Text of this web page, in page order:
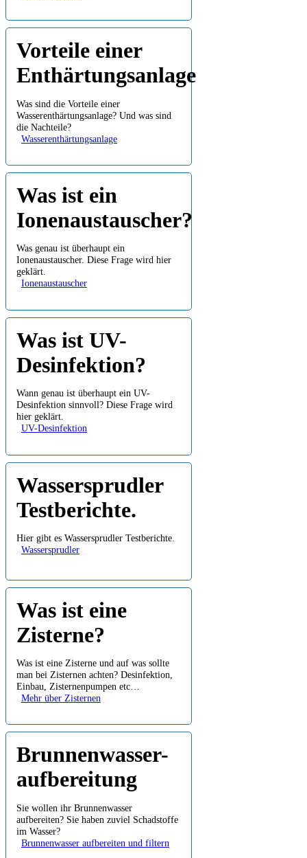
Vorteile einer
Enthärtungsanlage
Was sind die Vorteile einer
Wasserenthärtungsanlage? Und was sind
die Nachteile?
Wasserenthärtungsanlage
Was ist ein
Ionenaustauscher?
Was genau ist überhaupt ein
Ionenaustauscher. Diese Frage wird hier
geklärt.
Ionenaustauscher
Was ist UV-
Desinfektion?
Wann genau ist überhaupt ein UV-
Desinfektion sinnvoll? Diese Frage wird
hier geklärt.
UV-Desinfektion
Wassersprudler
Testberichte.
Hier gibt es Wassersprudler Testberichte.
Wassersprudler
Was ist eine
Zisterne?
Was ist eine Zisterne und auf was sollte
man bei Zisternen achten? Desinfektion,
Einbau, Zisternenpumpen etc…
Mehr über Zisternen
Brunnenwasser-
aufbereitung
Sie wollen ihr Brunnenwasser
aufbereiten? Sie haben zuviel Schadstoffe
im Wasser?
Brunnenwasser aufbereiten und filtern